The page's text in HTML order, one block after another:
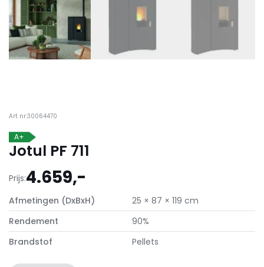
Art nr:30064470
A+
Jotul PF 711
Prijs:4.659,-
Afmetingen (DxBxH)
25 × 87 × 119 cm
Rendement
90%
Brandstof
Pellets